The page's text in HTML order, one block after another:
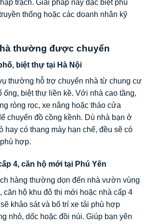
trạch. Giải pháp này đặc biệt phù
thống hoặc các doanh nhân kỹ
thường được chuyển
biệt thự tại Hà Nội
thường hỗ trợ chuyển nhà từ chung cư
ống, biệt thự liền kề. Với nhà cao tầng,
ròng rọc, xe nâng hoặc tháo cửa
chuyển đồ cồng kềnh. Dù nhà bạn ở
hay có thang máy hạn chế, đều sẽ có
hợp.
4, căn hộ mới tại Phú Yên
hàng thường dọn đến nhà vườn vùng
căn hộ khu đô thị mới hoặc nhà cấp 4
khảo sát và bố trí xe tải phù hợp
nhỏ, dốc hoặc đồi núi. Giúp bạn yên